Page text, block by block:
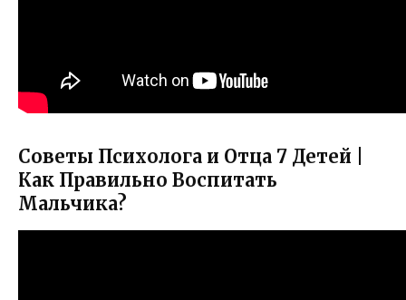
Советы Психолога и Отца 7 Детей |
Как Правильно Воспитать
Мальчика?